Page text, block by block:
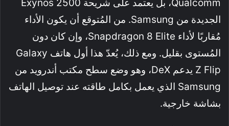
Qualcomm، بل يعتمد على شريحة Exynos 2500
الجديدة من Samsung. من المُتوقع أن يكون الأداء
مُقاربًا لأداء Snapdragon 8 Elite، وإن كان دون
المُستوى بقليل. ومع ذلك، يُعدّ هذا أول هاتف Galaxy
Z Flip يدعم DeX، وهو وضع سطح مكتب أندرويد من
Samsung الذي يعمل بكامل طاقته عند توصيل الهاتف
بشاشة خارجية.